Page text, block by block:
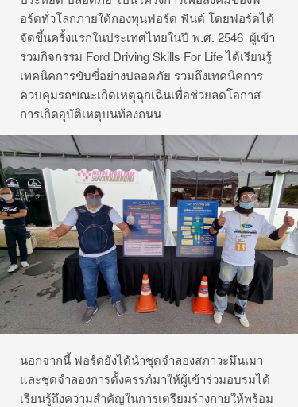
อร์ดทั่วโลกภายใต้กองทุนฟอร์ด ฟันด์ โดยฟอร์ดได้
จัดขึ้นครั้งแรกในประเทศไทยในปี พ.ศ. 2546 ผู้เข้า
ร่วมกิจกรรม Ford Driving Skills For Lifeได้เรียนรู้
เทคนิคการขับขี่อย่างปลอดภัย รวมถึงเทคนิคการ
ควบคุมรถขณะเกิดเหตุฉุกเฉินเพื่อช่วยลดโอกาส
การเกิดอุบัติเหตุบนท้องถนน
นอกจากนี้ ฟอร์ดยังได้นำชุดจำลองสภาวะมึนเมา
และชุดจำลองการตั้งครรภ์มาให้ผู้เข้าร่วมอบรมได้
เรียนรู้ถึงความสำคัญในการเตรียมร่างกายให้พร้อม